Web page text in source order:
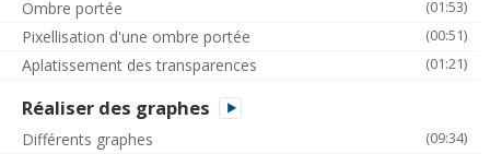
(01:53)
Ombre portée
(00:51)
Pixellisation d'une ombre portée
(01:21)
Aplatissement des transparences
Réaliser des graphes
(09:34)
Différents graphes